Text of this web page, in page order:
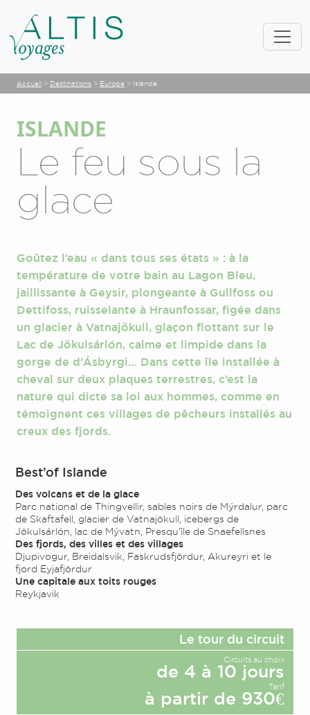
Accueil > Destinations > Europe > Islande
ISLANDE
Le feu sous la
glace
Goûtez l’eau « dans tous ses états » : à la
température de votre bain au Lagon Bleu,
jaillissante à Geysir, plongeante à Gullfoss ou
Dettifoss, ruisselante à Hraunfossar, figée dans
un glacier à Vatnajökull, glaçon flottant sur le
Lac de Jökulsárlón, calme et limpide dans la
gorge de d’Ásbyrgi… Dans cette île installée à
cheval sur deux plaques terrestres, c’est la
nature qui dicte sa loi aux hommes, comme en
témoignent ces villages de pêcheurs installés au
creux des fjords.
Best’of Islande
Des volcans et de la glace
Parc national de Thingvellir, sables noirs de Mýrdalur, parc
de Skaftafell, glacier de Vatnajökull, icebergs de
Jökulsárlón, lac de Mývatn, Presqu’île de Snaefellsnes
Des fjords, des villes et des villages
Djupivogur, Breidalsvik, Faskrudsfjördur, Akureyri et le
fjord Eyjafjördur
Une capitale aux toits rouges
Reykjavik
Le tour du circuit
Circuits au choix
de 4 à 10 jours
Tarif
à partir de 930€